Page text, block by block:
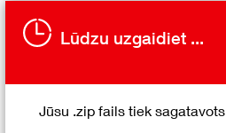
Lūdzu uzgaidiet ...
Jūsu .zip fails tiek sagatavots
Iepirkumu izsludināšana
Kāpēc izsludināt?
Vadība un konsultācijas